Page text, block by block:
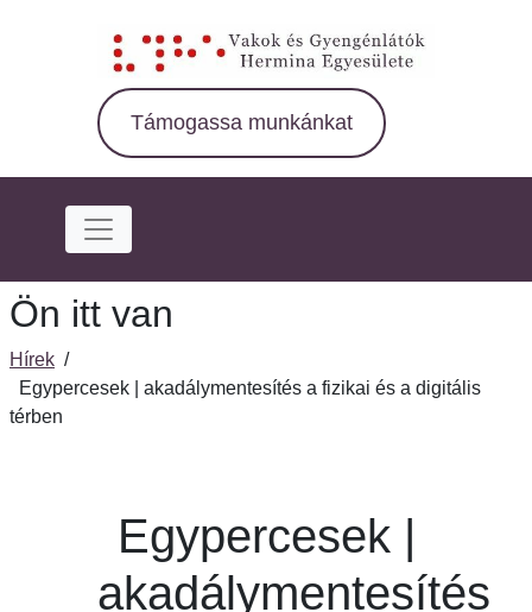
Támogassa munkánkat
Ön itt van
Hírek /
Egypercesek | akadálymentesítés a fizikai és a digitális
térben
Egypercesek |
akadálymentesítés